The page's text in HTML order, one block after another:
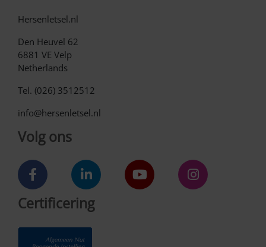
Hersenletsel.nl
Den Heuvel 62
6881 VE Velp
Netherlands
Tel. (026) 3512512
info@hersenletsel.nl
Volg ons
Certificering